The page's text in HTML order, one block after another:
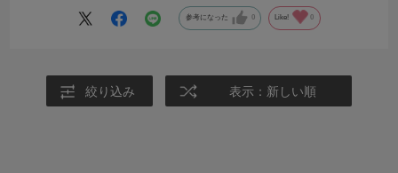
参考になった 0 Like! 0
絞り込み 表示：新しい順